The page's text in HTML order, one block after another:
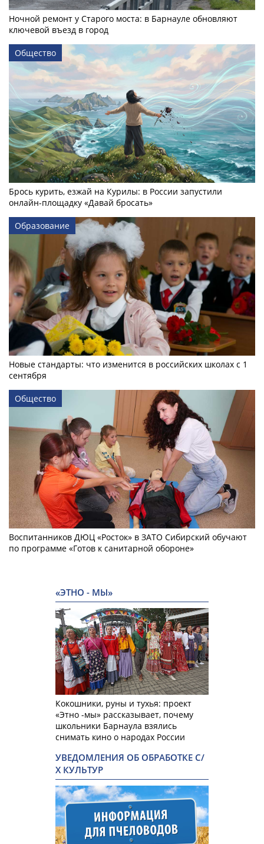
Ночной ремонт у Старого моста: в Барнауле обновляют
ключевой въезд в город
Общество
Брось курить, езжай на Курилы: в России запустили
онлайн-­площадку «Давай бросать»
Образование
Новые стандарты: что изменится в российских школах с 1
сентября
Общество
Воспитанников ДЮЦ «Росток» в ЗАТО Сибирский обучают
по программе «Готов к санитарной обороне»
«ЭТНО - МЫ»
Кокошники, руны и тухья: проект
«Этно -мы» рассказывает, почему
школьники Барнаула взялись
снимать кино о народах России
УВЕДОМЛЕНИЯ ОБ ОБРАБОТКЕ С/
Х КУЛЬТУР